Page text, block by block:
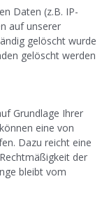
Daten (z.B. IP-
auf unserer
gelöscht wurde
gelöscht werden
Grundlage Ihrer
eine von
Dazu reicht eine
der
bleibt vom